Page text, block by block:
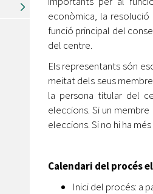
econòmica, la
funció principal del
del centre.
Els representants són
meitat dels seus
la persona titular del
eleccions. Si un
eleccions. Si no hi ha
Calendari del procés
Inici del procés: a